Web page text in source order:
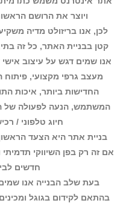
ויוצר את הרושם
לכן, אנו בריזולט מדיה
קטן בבניית האתר, כל זה
אנו שמים דגש על עיצוב
מעצב גרפי מקצועי, פיתוח
החדישות ביותר, איכות
המשתמש, הנעה לפעולה של
חיוג טלפוני /
בניית אתר היא הצעד
אם זה רק בפן השיווקי
חדשים
בעת שלב הבנייה אנו
בהתאם לקידום בגוגל